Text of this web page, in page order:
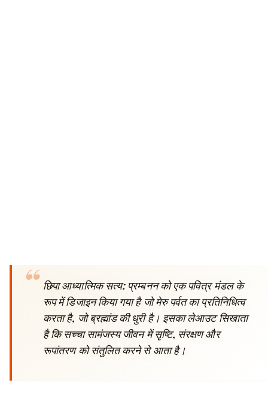
छिपा आध्यात्मिक सत्य: प्रम्बनन को एक पवित्र मंडल के
रूप में डिजाइन किया गया है जो मेरु पर्वत का प्रतिनिधित्व
करता है, जो ब्रह्मांड की धुरी है। इसका लेआउट सिखाता
है कि सच्चा सामंजस्य जीवन में सृष्टि, संरक्षण और
रूपांतरण को संतुलित करने से आता है।